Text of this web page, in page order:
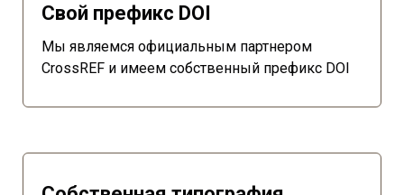
Свой префикс DOI
Мы являемся официальным партнером
CrossREF и имеем собственный префикс DOI